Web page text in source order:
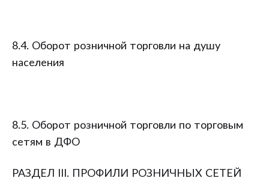
8.4. Оборот розничной торговли на душу
населения
8.5. Оборот розничной торговли по торговым
сетям в ДФО
РАЗДЕЛ III. ПРОФИЛИ РОЗНИЧНЫХ СЕТЕЙ